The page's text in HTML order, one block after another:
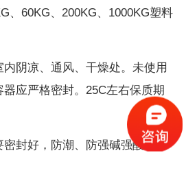
、60KG、200KG、1000KG塑料
阴凉、通风、干燥处。未使用
应严格密封。25C左右保质期
封好，防潮、防强碱强酸及防